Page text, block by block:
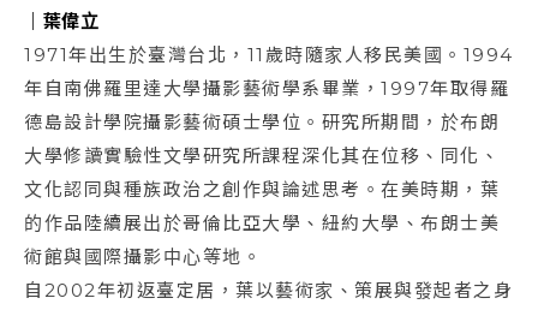
｜葉偉立
1971年出生於臺灣台北，11歲時隨家人移民美國。1994
年自南佛羅里達大學攝影藝術學系畢業，1997年取得羅
德島設計學院攝影藝術碩士學位。研究所期間，於布朗
大學修讀實驗性文學研究所課程深化其在位移、同化、
文化認同與種族政治之創作與論述思考。在美時期，葉
的作品陸續展出於哥倫比亞大學、紐約大學、布朗士美
術館與國際攝影中心等地。
自2002年初返臺定居，葉以藝術家、策展與發起者之身